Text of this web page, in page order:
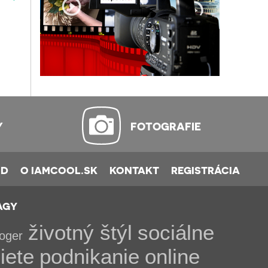
FOTOGRAFIE
O IAMCOOL.SK KONTAKT REGISTRÁCIA
životný štýl sociálne
podnikanie online